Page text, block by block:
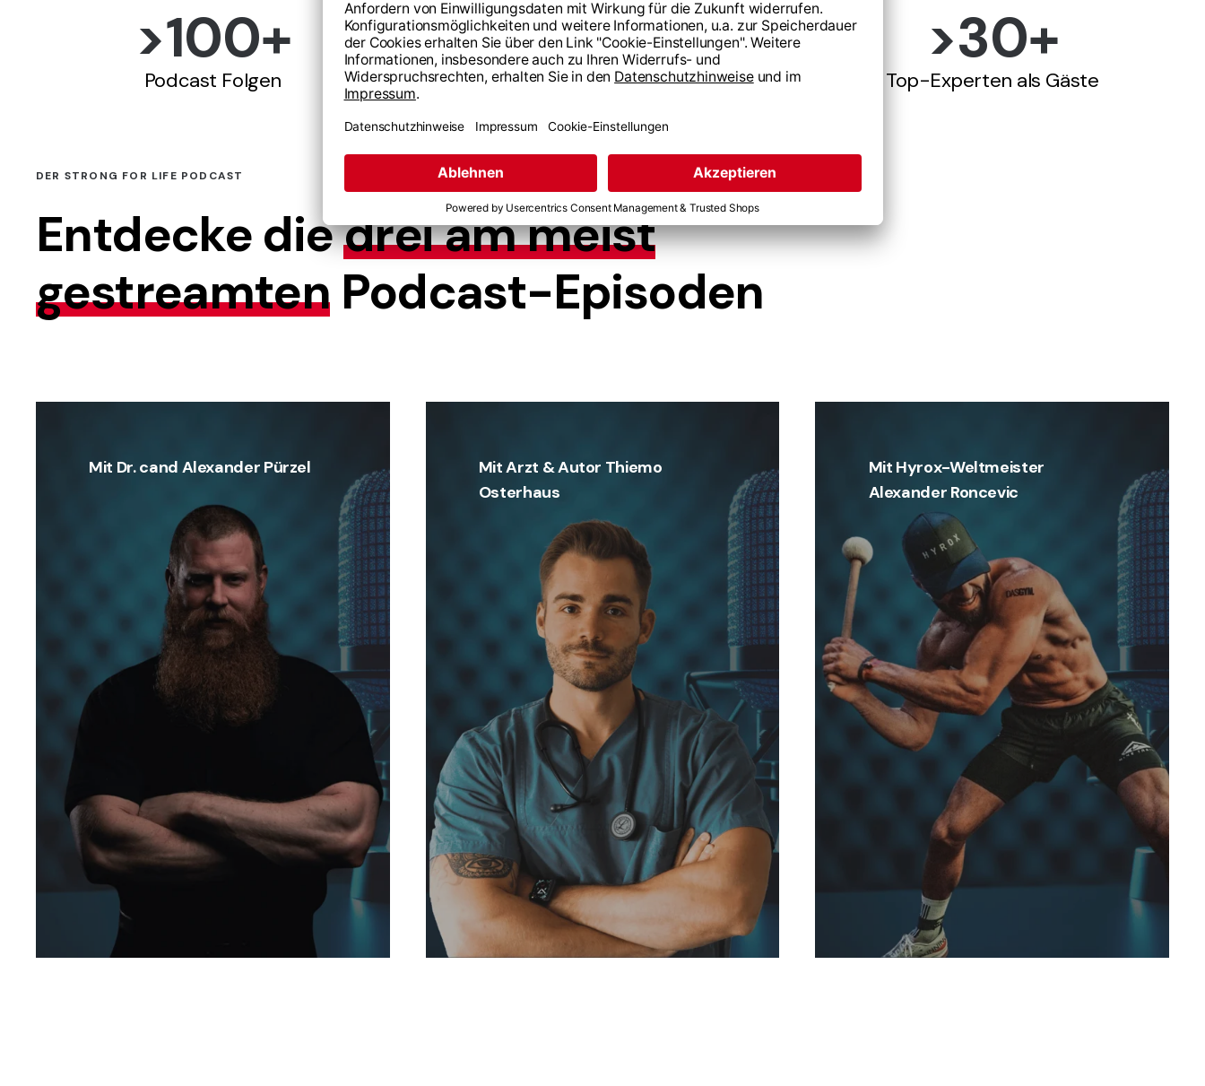
>100+
Podcast Folgen
>6,000+
Minuten an Content
>30+
Top-Experten als Gäste
DER STRONG FOR LIFE PODCAST
Entdecke diedrei am meist
gestreamten Podcast-Episoden
Mit Dr. cand Alexander Pürzel
Mit Arzt & Autor Thiemo
Osterhaus
Mit Hyrox-Weltmeister
Alexander Roncevic